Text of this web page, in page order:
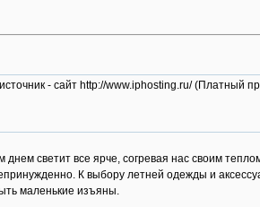
- сайт http://www.iphosting.ru/ (Платный
светит все ярче, согревая нас своим
К выбору летней одежды и
маленькие изъяны.